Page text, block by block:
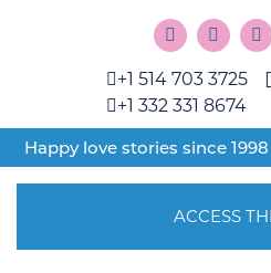
+1 514 703 3725
+1 332 331 8674
Happy love stories since 1998
ACCESS